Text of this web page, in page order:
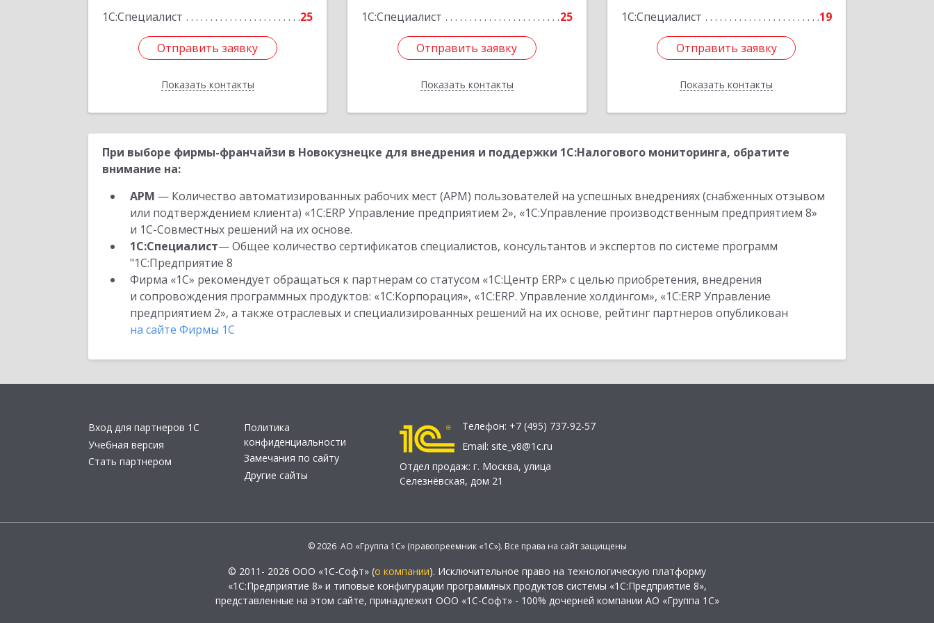
1С:Специалист
25
Отправить заявку
Показать контакты
Отправить заявку
Назад
1С:Специалист
25
Отправить заявку
Показать контакты
Отправить заявку
Назад
1С:Специалист
19
Отправить заявку
Показать контакты
Отправить заявку
Назад
При выборе фирмы-франчайзи в Новокузнецке для внедрения и поддержки 1С:Налогового мониторинга, обратите
внимание на:
АРМ — Количество автоматизированных рабочих мест (АРМ) пользователей на успешных внедрениях (снабженных отзывом
или подтверждением клиента) «1С:ERP Управление предприятием 2», «1С:Управление производственным предприятием 8»
и 1С-Совместных решений на их основе.
1С:Специалист— Общее количество сертификатов специалистов, консультантов и экспертов по системе программ
"1С:Предприятие 8
Фирма «1С» рекомендует обращаться к партнерам со статусом «1С:Центр ERP» с целью приобретения, внедрения
и сопровождения программных продуктов: «1С:Корпорация», «1С:ERP. Управление холдингом», «1С:ERP Управление
предприятием 2», а также отраслевых и специализированных решений на их основе, рейтинг партнеров опубликован
на сайте Фирмы 1С
Вход для партнеров 1С
Учебная версия
Стать партнером
Политика
конфиденциальности
Замечания по сайту
Другие сайты
Телефон: +7 (495) 737-92-57
Email: site_v8@1c.ru
Отдел продаж: г. Москва, улица
Селезнёвская, дом 21
© 2026 АО «Группа 1С» (правопреемник «1С»). Все права на сайт защищены
© 2011- 2026 ООО «1С-Софт» (о компании). Исключительное право на технологическую платформу
«1С:Предприятие 8» и типовые конфигурации программных продуктов системы «1С:Предприятие 8»,
представленные на этом сайте, принадлежит ООО «1С-Софт» - 100% дочерней компании АО «Группа 1С»